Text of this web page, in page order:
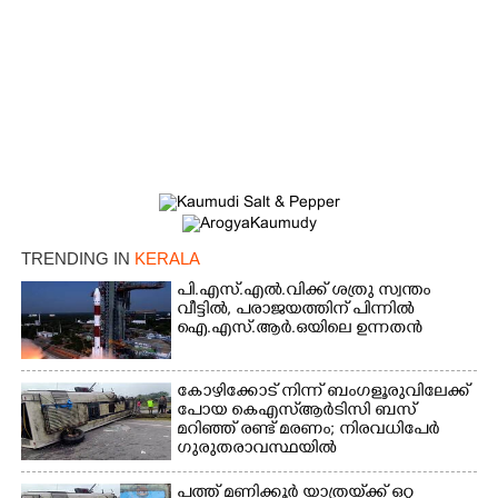
TRENDING IN KERALA
പി.എസ്.എൽ.വിക്ക് ശത്രു സ്വന്തം
വീട്ടിൽ,​ പരാജയത്തിന് പിന്നിൽ
ഐ.എസ്.ആർ.ഒയിലെ ഉന്നതൻ
കോഴിക്കോട് നിന്ന് ബംഗളൂരുവിലേക്ക്
പോയ കെഎസ്‌ആർടിസി ബസ്
മറിഞ്ഞ് രണ്ട് മരണം; നിരവധിപേർ
ഗുരുതരാവസ്ഥയിൽ
പത്ത് മണിക്കൂർ യാത്രയ്‌ക്ക് ഒറ്റ